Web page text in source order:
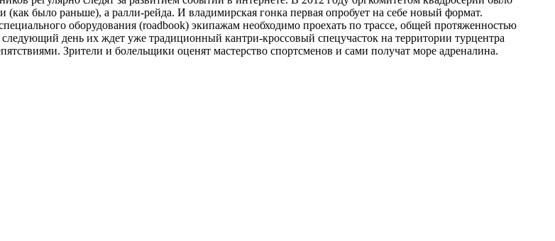
было раньше), а ралли-рейда. И владимирская гонка первая опробует на себе новый формат.
оборудования (roadbook) экипажам необходимо проехать по трассе, общей протяженностью
день их ждет уже традиционный кантри-кроссовый спецучасток на территории турцентра
Зрители и болельщики оценят мастерство спортсменов и сами получат море адреналина.